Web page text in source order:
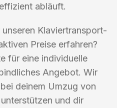
abläuft.
Klaviertransport-
Preise erfahren?
für eine individuelle
Angebot. Wir
deinem Umzug von
und dir